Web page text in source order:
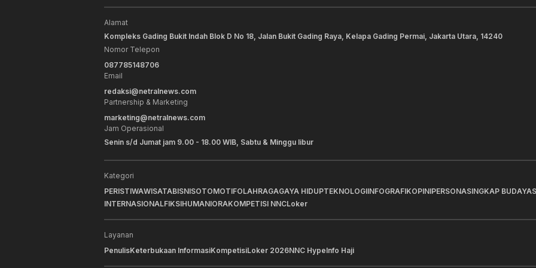
Alamat
Kompleks Gading Bukit Indah Blok D No 18, Jalan Bukit Gading Raya, Kelapa Gading Permai, Jakarta Utara, 14240
Nomor Telepon
087785148706
Email
redaksi@netralnews.com
Partnership & Marketing
marketing@netralnews.com
Jam Operasional
Senin s/d Jumat jam 9.00 - 18.00 WIB, Sabtu & Minggu libur
Kategori
PERISTIWAWISATABISNISOTOMOTIFOLAHRAGAGAYA HIDUPTEKNOLOGIINFOGRAFIKOPINIPERSONASINGKAP BUDAYA
INTERNASIONALFIKSIHUMANIORAKOMPETISI NNCLoker
Layanan
PenulisKeterbukaan InformasiKompetisiLoker 2026NNC HypeInfo Haji